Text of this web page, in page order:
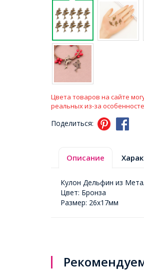
Цвета товаров на сайте
реальных из-за
Поделиться:
Описание
Кулон Дельфин из
Цвет: Бронза
Размер: 26х17мм